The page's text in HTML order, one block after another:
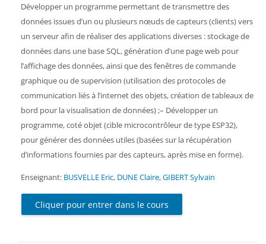
Développer un programme permettant de transmettre des
données issues d’un ou plusieurs nœuds de capteurs (clients) vers
un serveur afin de réaliser des applications diverses : stockage de
données dans une base SQL, génération d’une page web pour
l’affichage des données, ainsi que des fenêtres de commande
graphique ou de supervision (utilisation des protocoles de
communication liés à l’internet des objets, création de tableaux de
bord pour la visualisation de données) ;– Développer un
programme, coté objet (cible microcontrôleur de type ESP32),
pour générer des données utiles (basées sur la récupération
d’informations fournies par des capteurs, après mise en forme).
Enseignant: BUSVELLE Eric, DUNE Claire,GIBERT Sylvain
Cliquer pour entrer dans le cours